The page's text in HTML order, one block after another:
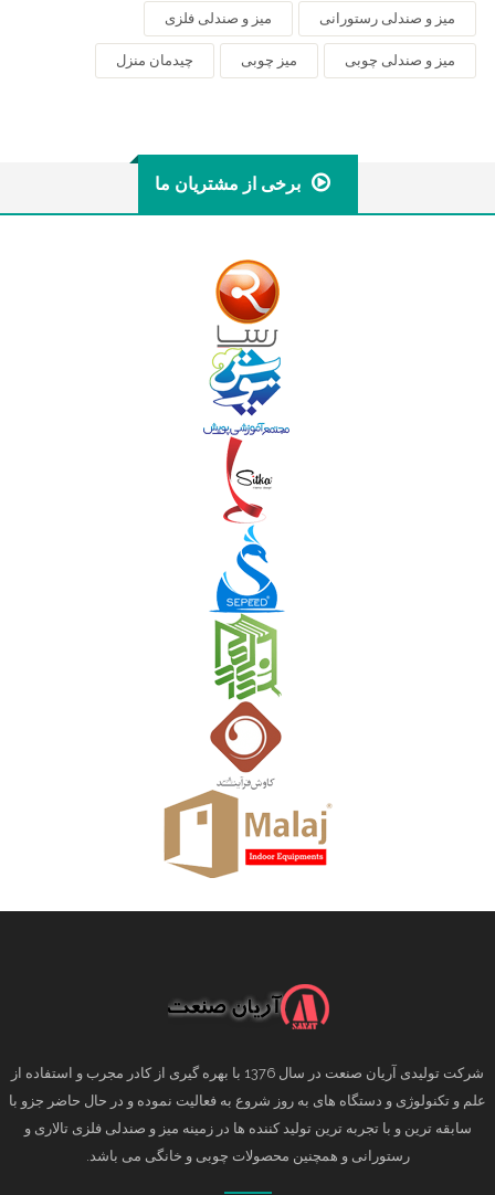
میز و صندلی رستورانی میز و صندلی فلزی
میز و صندلی چوبی میز چوبی چیدمان منزل
برخی از مشتریان ما
شرکت تولیدی آریان صنعت در سال 1376 با بهره گیری از کادر مجرب و استفاده از
علم و تکنولوژی و دستگاه های به روز شروع به فعالیت نموده و در حال حاضر جزو با
سابقه ترین و با تجربه ترین تولید کننده ها در زمینه میز و صندلی فلزی تالاری و
رستورانی و همچنین محصولات چوبی و خانگی می باشد.